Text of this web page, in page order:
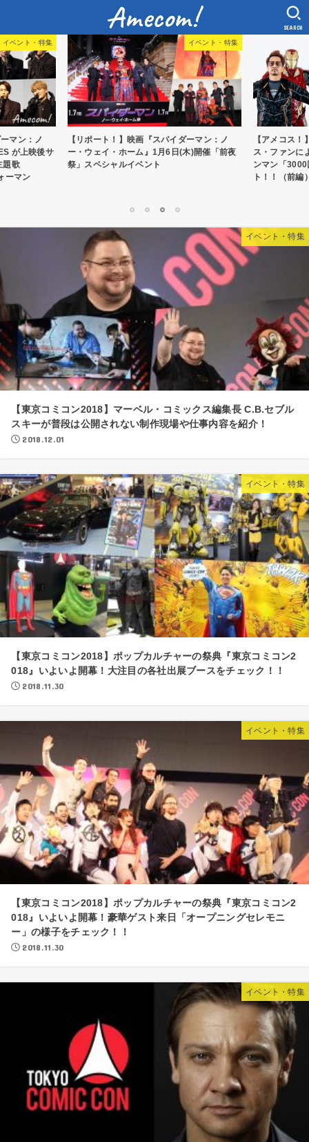
SEARCH
イベント・特集
！】映画『スパイダーマン：ノ
・ホーム』1月6日(木)開催「前夜
ルイベント
【アメコス！】ファンメイド企画！ガチコ
ス・ファンによるトニー・スターク&アイ
ンマン「3000回愛してる。」撮影会をリ
イベント・特集
【東京コミコン2018】マーベル・コミックス編集長 C.B.セブル
スキーが普段は公開されない制作現場や仕事内容を紹介！
2018.12.01
イベント・特集
【東京コミコン2018】ポップカルチャーの祭典『東京コミコン2
018』いよいよ開幕！大注目の各社出展ブースをチェック！！
2018.11.30
イベント・特集
【東京コミコン2018】ポップカルチャーの祭典『東京コミコン2
018』いよいよ開幕！豪華ゲスト来日「オープニングセレモニ
ー」の様子をチェック！！
2018.11.30
イベント・特集